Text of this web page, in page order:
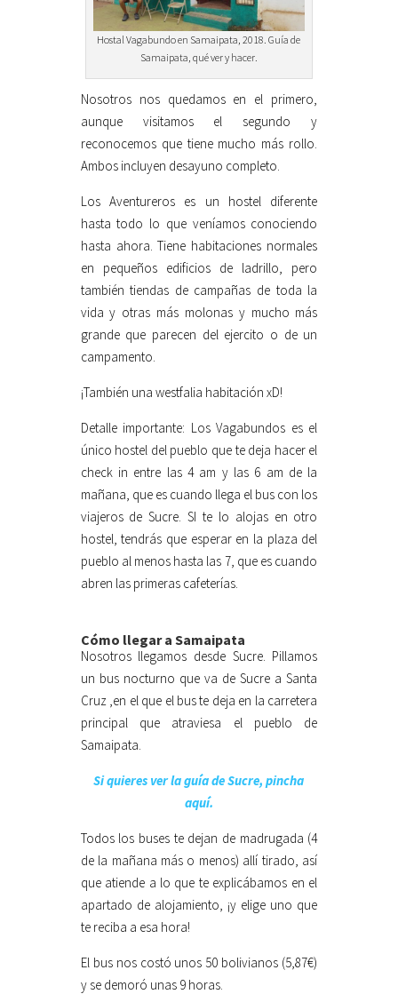
Hostal Vagabundo en Samaipata, 2018. Guía de
Samaipata, qué ver y hacer.
Nosotros nos quedamos en el primero,
aunque visitamos el segundo y
reconocemos que tiene mucho más rollo.
Ambos incluyen desayuno completo.
Los Aventureros es un hostel diferente
hasta todo lo que veníamos conociendo
hasta ahora. Tiene habitaciones normales
en pequeños edificios de ladrillo, pero
también tiendas de campañas de toda la
vida y otras más molonas y mucho más
grande que parecen del ejercito o de un
campamento.
¡También una westfalia habitación xD!
Detalle importante: Los Vagabundos es el
único hostel del pueblo que te deja hacer el
check in entre las 4 am y las 6 am de la
mañana, que es cuando llega el bus con los
viajeros de Sucre. SI te lo alojas en otro
hostel, tendrás que esperar en la plaza del
pueblo al menos hasta las 7, que es cuando
abren las primeras cafeterías.
Cómo llegar a Samaipata
Nosotros llegamos desde Sucre. Pillamos
un bus nocturno que va de Sucre a Santa
Cruz ,en el que el bus te deja en la carretera
principal que atraviesa el pueblo de
Samaipata.
Si quieres ver la guía de Sucre, pincha
aquí.
Todos los buses te dejan de madrugada (4
de la mañana más o menos) allí tirado, así
que atiende a lo que te explicábamos en el
apartado de alojamiento, ¡y elige uno que
te reciba a esa hora!
El bus nos costó unos 50 bolivianos (5,87€)
y se demoró unas 9 horas.